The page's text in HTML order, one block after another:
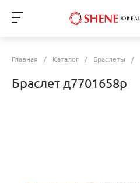
Главная / Каталог / Браслеты /
Браслет д7701658р